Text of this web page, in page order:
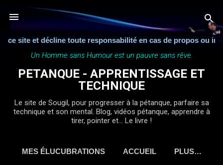
Accéder au contenu principal
toute responsabilité en cas de propos ou image qui
Un Homme sans Humour est un pauvre sans rêve.
PETANQUE - APPRENTISSAGE ET
TECHNIQUE
Le site de Sougil, pour progresser à la pétanque, parfaire sa
technique et son mental. Blog, vidéos pétanque, apprendre à
tirer, pointer et... Le livre !
MES ÉLUCUBRATIONS ACCUEIL PLUS…